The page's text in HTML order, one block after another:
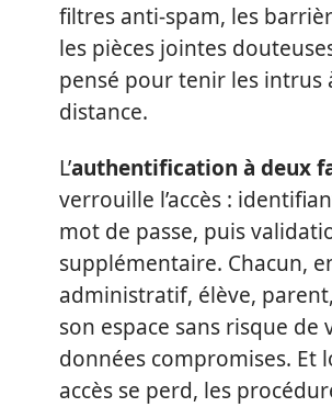
filtres anti-spam, les
les pièces jointes
pensé pour tenir les intrus
distance.
L’authentification à deux
verrouille l’accès :
mot de passe, puis
supplémentaire. Chacun,
administratif, élève,
son espace sans risque de
données compromises. Et
accès se perd, les